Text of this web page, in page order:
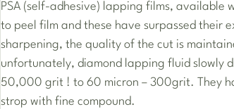
PSA (self-adhesive) lapping films, available
to peel film and these have surpassed their
sharpening, the quality of the cut is
unfortunately, diamond lapping fluid slowly
50,000 grit ! to 60 micron – 300grit. They
strop with fine compound.